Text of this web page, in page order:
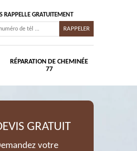
RAPPELLE GRATUITEMENT
RÉPARATION DE CHEMINÉE
77
GRATUIT
votre